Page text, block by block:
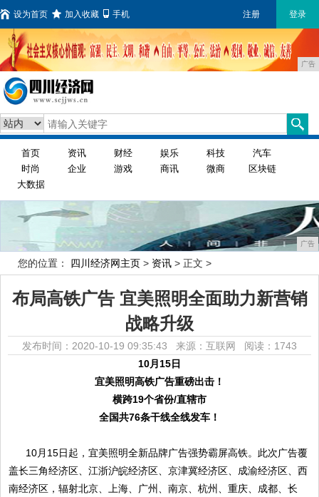
设为首页 加入收藏 手机 注册 登录
广告
首页 资讯 财经 娱乐 科技
汽车
时尚
企业 游戏 商讯 微商
区块链
大数据
广告
您的位置： 四川经济网主页 > 资讯 > 正文 >
布局高铁广告 宜美照明全面助力新营销
战略升级
发布时间：2020-10-19 09:35:43 来源：互联网 阅读：1743
10月15日
宜美照明高铁广告重磅出击！
横跨19个省份/直辖市
全国共76条干线全线发车！
10月15日起，宜美照明全新品牌广告强势霸屏高铁。此次广告覆
盖长三角经济区、江浙沪皖经济区、京津冀经济区、成渝经济区、西
南经济区，辐射北京、上海、广州、南京、杭州、重庆、成都、长